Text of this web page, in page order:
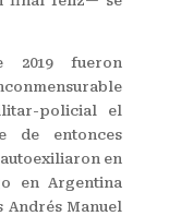
2019 fueron
policial el
de entonces
en
en Argentina
Andrés Manuel